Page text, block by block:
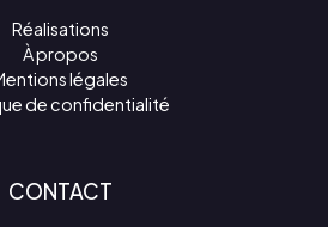
Réalisations
À propos
légales
de confidentialité
CONTACT